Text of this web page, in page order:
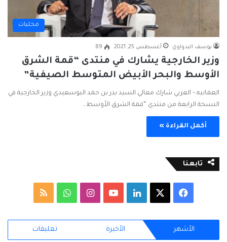
محليات
يوسف البدواوي أغسطس 25, 2021 89
وزير الخارجية يشارك في منتدى “قمة الشرق
الأوسط والبحر الأبيض المتوسط الصيفية”
العمانيه – العربي شارك معالي السيد بدر بن حمد البوسعيدي وزير الخارجية في
النسخة الرابعة من منتدى “قمة الشرق الأوسط…
أكمل القراءة »
تابعنا
س o خ الأشهر الأخيرة تعليقات